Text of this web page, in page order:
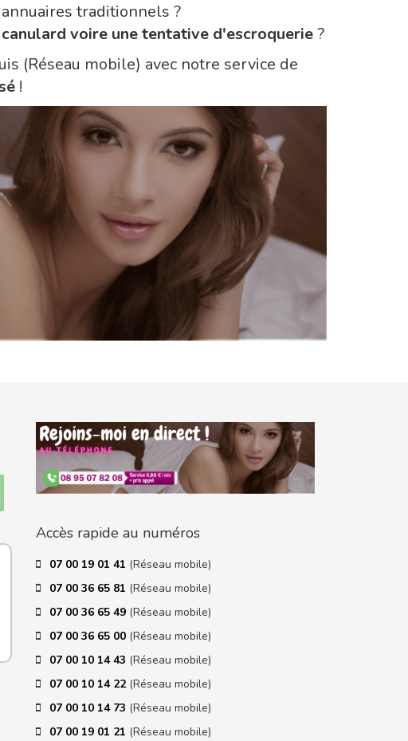
traditionnels ?
voire une tentative d'escroquerie?
(Réseau mobile) avec notre service de
!
Accès rapide au numéros
07 00 19 01 41 (Réseau mobile)
07 00 36 65 81 (Réseau mobile)
07 00 36 65 49 (Réseau mobile)
07 00 36 65 00 (Réseau mobile)
07 00 10 14 43 (Réseau mobile)
07 00 10 14 22 (Réseau mobile)
07 00 10 14 73 (Réseau mobile)
07 00 19 01 21 (Réseau mobile)